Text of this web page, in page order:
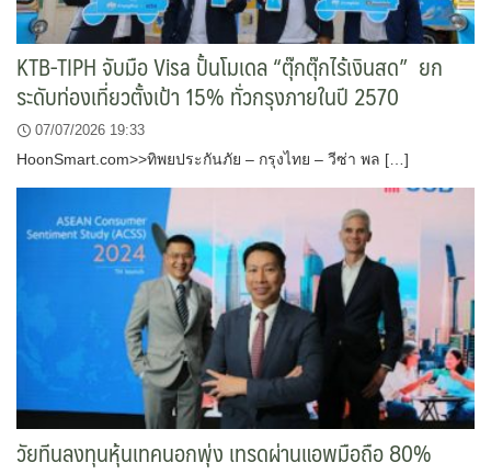
KTB-TIPH จับมือ Visa ปั้นโมเดล “ตุ๊กตุ๊กไร้เงินสด” ยก
ระดับท่องเที่ยวตั้งเป้า 15% ทั่วกรุงภายในปี 2570
07/07/2026 19:33
HoonSmart.com>>ทิพยประกันภัย – กรุงไทย – วีซ่า พล […]
วัยทีนลงทุนหุ้นเทคนอกพุ่ง เทรดผ่านแอพมือถือ 80%